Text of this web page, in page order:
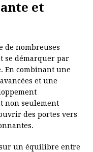
et
de nombreuses
se démarquer par
En combinant une
et une
non seulement
des portes vers
sur un équilibre entre